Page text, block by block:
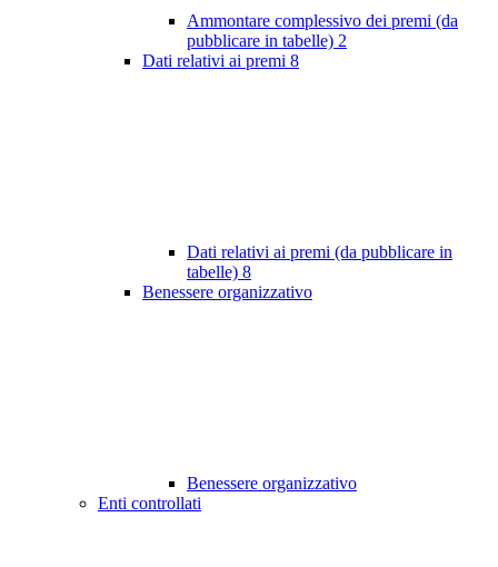
Ammontare complessivo dei premi (da
pubblicare in tabelle) 2
Dati relativi ai premi 8
Dati relativi ai premi (da pubblicare in
tabelle) 8
Benessere organizzativo
Benessere organizzativo
Enti controllati